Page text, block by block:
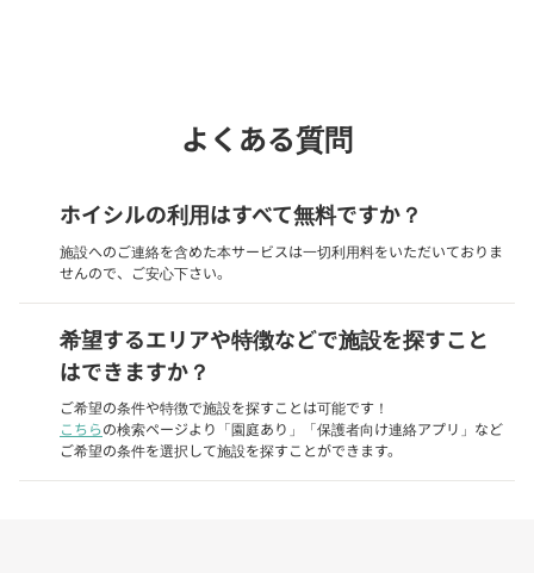
よくある質問
ホイシルの利用はすべて無料ですか？
施設へのご連絡を含めた本サービスは一切利用料をいただいておりま
せんので、ご安心下さい。
希望するエリアや特徴などで施設を探すこと
はできますか？
ご希望の条件や特徴で施設を探すことは可能です！
こちらの検索ページより「園庭あり」「保護者向け連絡アプリ」など
ご希望の条件を選択して施設を探すことができます。